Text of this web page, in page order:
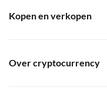
Kopen en verkopen
Over cryptocurrency